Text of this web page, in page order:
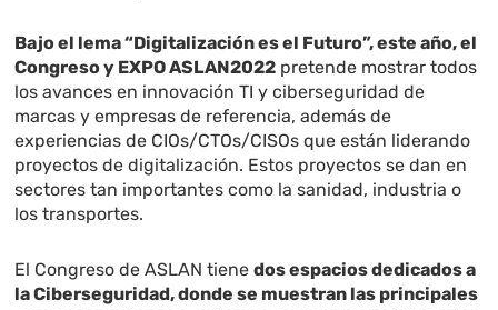
Bajo el lema “Digitalización es el Futuro”, este año, el
Congreso y EXPO ASLAN2022 pretende mostrar todos
los avances en innovación TI y ciberseguridad de
marcas y empresas de referencia, además de
experiencias de CIOs/CTOs/CISOs que están liderando
proyectos de digitalización. Estos proyectos se dan en
sectores tan importantes como la sanidad, industria o
los transportes.
El Congreso de ASLAN tienedos espacios dedicados a
la Ciberseguridad, donde se muestran las principales